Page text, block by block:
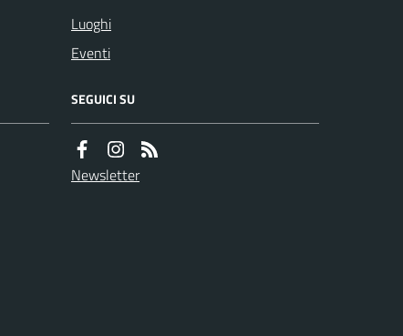
Luoghi
Eventi
SEGUICI SU
Newsletter